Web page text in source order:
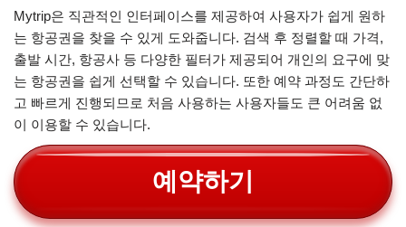
Mytrip은 직관적인 인터페이스를 제공하여 사용자가 쉽게 원하
는 항공권을 찾을 수 있게 도와줍니다. 검색 후 정렬할 때 가격,
출발 시간, 항공사 등 다양한 필터가 제공되어 개인의 요구에 맞
는 항공권을 쉽게 선택할 수 있습니다. 또한 예약 과정도 간단하
고 빠르게 진행되므로 처음 사용하는 사용자들도 큰 어려움 없
이 이용할 수 있습니다.
예약하기